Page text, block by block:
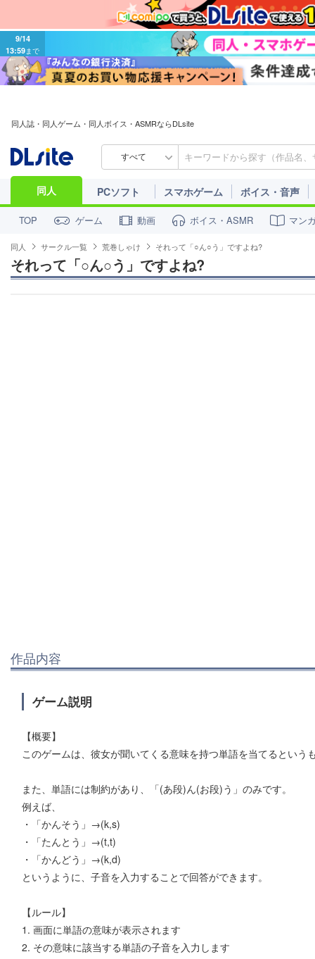
9/14
13:59まで
同人誌・同人ゲーム・同人ボイス・ASMRならDLsite
すべて
同人 PCソフト スマホゲーム ボイス・音声
TOP ゲーム 動画 ボイス・ASMR マン
同人 サークル一覧 荒巻しゃけ それって「○ん○う」ですよね?
それって「○ん○う」ですよね?
作品内容
ゲーム説明
【概要】
このゲームは、彼女が聞いてくる意味を持つ単語を当てるという
また、単語には制約があり、「(あ段)ん(お段)う」のみです。
例えば、
・「かんそう」→(k,s)
・「たんとう」→(t,t)
・「かんどう」→(k,d)
というように、子音を入力することで回答ができます。
【ルール】
1. 画面に単語の意味が表示されます
2. その意味に該当する単語の子音を入力します